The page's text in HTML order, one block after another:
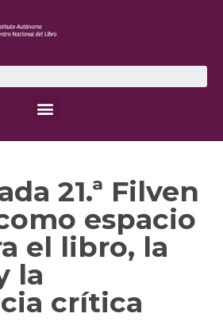
21.ª Filven
espacio
el libro, la
la
crítica